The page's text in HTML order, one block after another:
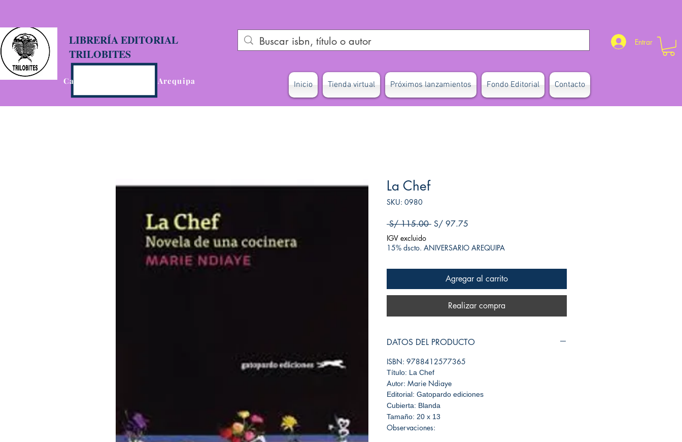
LIBRERÍA EDITORIAL
TRILOBITES
Calle San Agustín 201, Arequipa
Entrar
Inicio Tienda virtual Próximos lanzamientos Fondo Editorial Contacto
La Chef
SKU: 0980
S/ 115.00 Precio
S/ 97.75
IGV excluido
15% dscto. ANIVERSARIO AREQUIPA
Agregar al carrito
Realizar compra
DATOS DEL PRODUCTO
ISBN: 9788412577365
Título: La Chef
Autor: Marie Ndiaye
Editorial: Gatopardo ediciones
Cubierta: Blanda
Tamaño: 20 x 13
Observaciones: